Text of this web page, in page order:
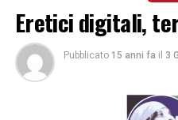
Eretici digitali,
Pubblicato 15 anni fa il 3